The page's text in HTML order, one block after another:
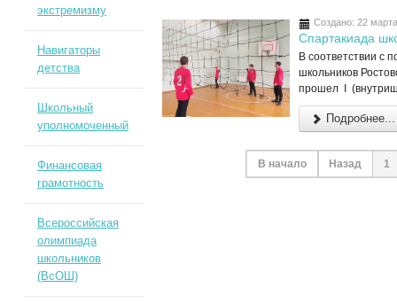
Создано: 22
Спартакиада
В соответствии с
школьников
прошел I
Подробнее...
В начало Назад 1
экстремизму
Навигаторы
детства
Школьный
уполномоченный
Финансовая
грамотность
Всероссийская
олимпиада
школьников
(ВсОШ)